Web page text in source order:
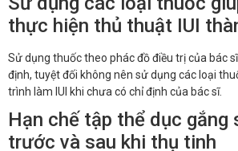
thực hiện thủ thuật IUI
Sử dụng thuốc theo phác đồ điều trị của bác
định, tuyệt đối không nên sử dụng các loại
trình làm IUI khi chưa có chỉ định của bác sĩ.
Hạn chế tập thể dục gắng
trước và sau khi thụ tinh